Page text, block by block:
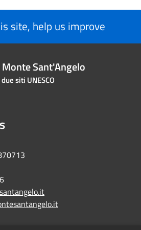
site, help us improve
Sant'Angelo
siti UNESCO